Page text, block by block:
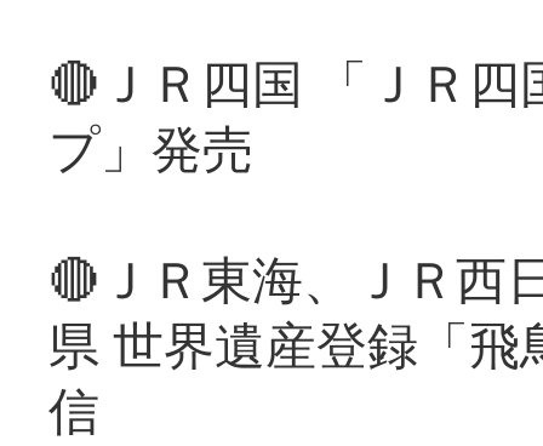
🔴ＪＲ四国 「ＪＲ
プ」発売
🔴ＪＲ東海、ＪＲ西
県 世界遺産登録「
信